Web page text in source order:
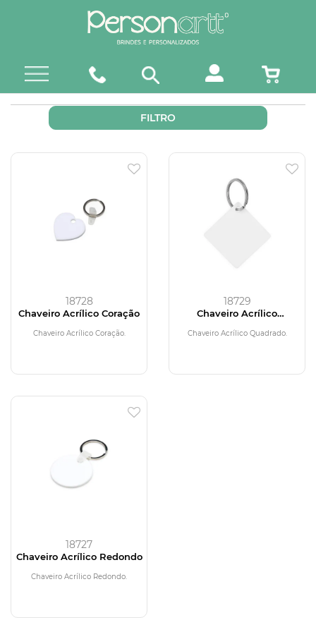
FILTRO
18728
Chaveiro Acrílico Coração
Chaveiro Acrílico Coração.
18729
Chaveiro Acrílico
Chaveiro Acrílico Quadrado.
18727
Chaveiro Acrílico Redondo
Chaveiro Acrílico Redondo.